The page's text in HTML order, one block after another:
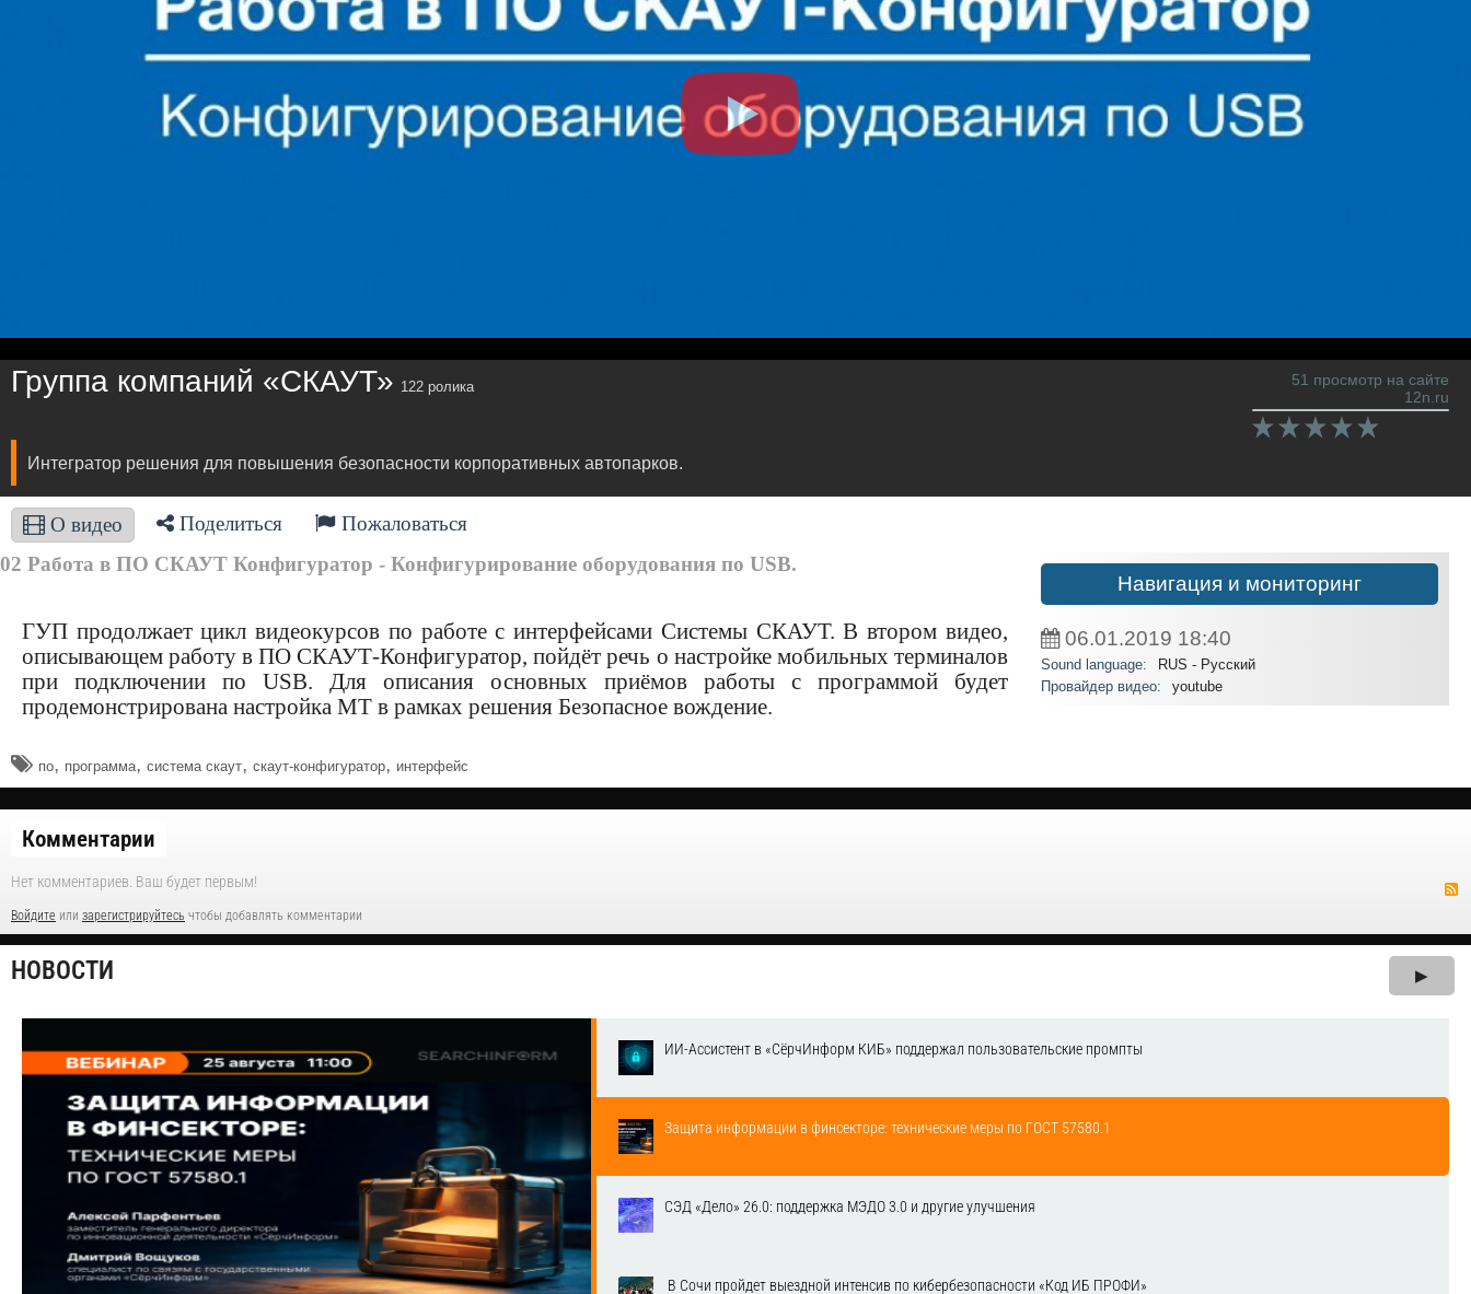
Группа компаний «СКАУТ» 122 ролика
51 просмотр на сайте
12n.ru
Интегратор решения для повышения безопасности корпоративных автопарков.
О видео Поделиться
Пожаловаться
02 Работа в ПО СКАУТ Конфигуратор - Конфигурирование оборудования по USB.
ГУП продолжает цикл видеокурсов по работе с интерфейсами Системы СКАУТ. В втором видео,
описывающем работу в ПО СКАУТ-Конфигуратор, пойдёт речь о настройке мобильных терминалов
при подключении по USB. Для описания основных приёмов работы с программой будет
продемонстрирована настройка МТ в рамках решения Безопасное вождение.
по, программа, система скаут, скаут-конфигуратор, интерфейс
Навигация и мониторинг
06.01.2019 18:40
Sound language:
RUS - Русский
Провайдер видео:
youtube
Комментарии
Нет комментариев. Ваш будет первым!
Войдите или зарегистрируйтесь чтобы добавлять комментарии
НОВОСТИ ▶
ИИ-Ассистент в «СёрчИнформ КИБ» поддержал пользовательские промпты
Защита информации в финсекторе: технические меры по ГОСТ 57580.1
СЭД «Дело» 26.0: поддержка МЭДО 3.0 и другие улучшения
​ В Сочи пройдет выездной интенсив по кибербезопасности «Код ИБ ПРОФИ»